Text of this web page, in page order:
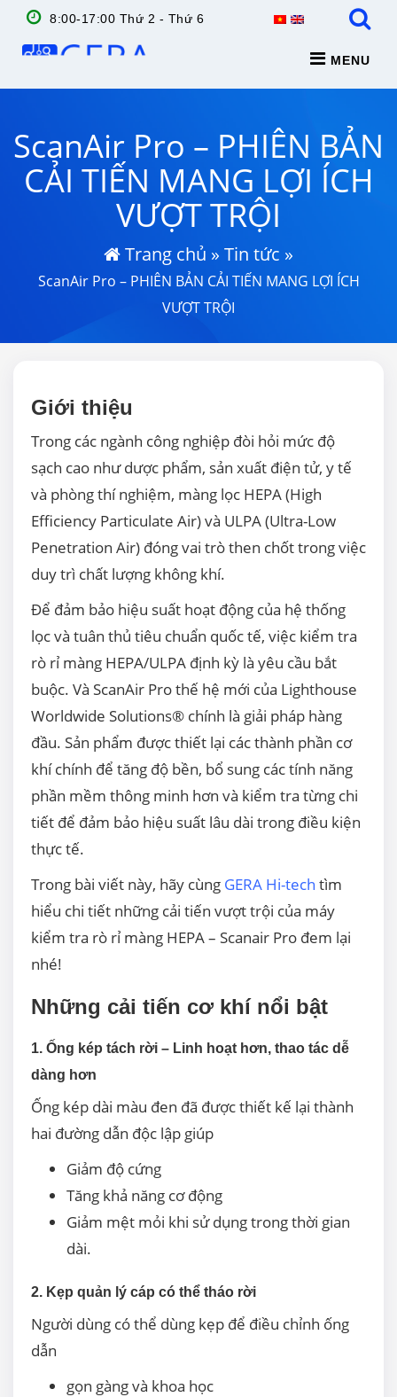
8:00-17:00 Thứ 2 - Thứ 6
MENU
ScanAir Pro – PHIÊN BẢN
CẢI TIẾN MANG LỢI ÍCH
VƯỢT TRỘI
Trang chủ » Tin tức »
ScanAir Pro – PHIÊN BẢN CẢI TIẾN MANG LỢI ÍCH
VƯỢT TRỘI
Giới thiệu
Trong các ngành công nghiệp đòi hỏi mức độ
sạch cao như dược phẩm, sản xuất điện tử, y tế
và phòng thí nghiệm, màng lọc HEPA (High
Efficiency Particulate Air) và ULPA (Ultra-Low
Penetration Air) đóng vai trò then chốt trong việc
duy trì chất lượng không khí.
Để đảm bảo hiệu suất hoạt động của hệ thống
lọc và tuân thủ tiêu chuẩn quốc tế, việc kiểm tra
rò rỉ màng HEPA/ULPA định kỳ là yêu cầu bắt
buộc. Và ScanAir Pro thế hệ mới của Lighthouse
Worldwide Solutions® chính là giải pháp hàng
đầu. Sản phẩm được thiết lại các thành phần cơ
khí chính để tăng độ bền, bổ sung các tính năng
phần mềm thông minh hơn và kiểm tra từng chi
tiết để đảm bảo hiệu suất lâu dài trong điều kiện
thực tế.
Trong bài viết này, hãy cùng GERA Hi-tech tìm
hiểu chi tiết những cải tiến vượt trội của máy
kiểm tra rò rỉ màng HEPA – Scanair Pro đem lại
nhé!
Những cải tiến cơ khí nổi bật
1. Ống kép tách rời – Linh hoạt hơn, thao tác dễ
dàng hơn
Ống kép dài màu đen đã được thiết kế lại thành
hai đường dẫn độc lập giúp
Giảm độ cứng
Tăng khả năng cơ động
Giảm mệt mỏi khi sử dụng trong thời gian
dài.
2. Kẹp quản lý cáp có thể tháo rời
Người dùng có thể dùng kẹp để điều chỉnh ống
dẫn
gọn gàng và khoa học